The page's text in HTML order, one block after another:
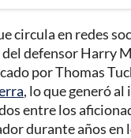
circula en redes
defensor Harry
por Thomas
, lo que generó al
entre los
durante años en